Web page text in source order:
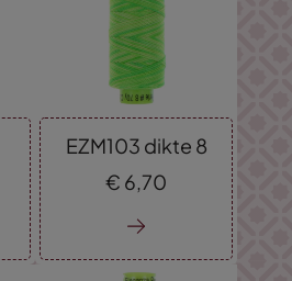
EZM103 dikte 8
€ 6,70